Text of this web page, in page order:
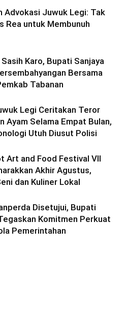
Advokasi Juwuk Legi: Tak
Rea untuk Membunuh
Karo, Bupati Sanjaya
Bersama
Tabanan
Legi Ceritakan Teror
Ayam Selama Empat Bulan,
Utuh Diusut Polisi
Art and Food Festival VII
Akhir Agustus,
dan Kuliner Lokal
Disetujui, Bupati
Komitmen Perkuat
Pemerintahan